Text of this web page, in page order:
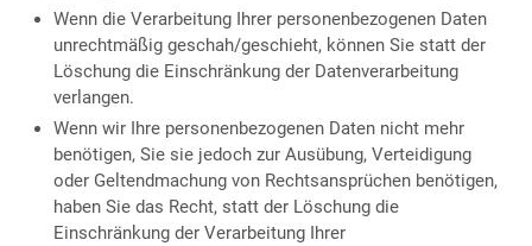
Wenn die Verarbeitung Ihrer personenbezogenen Daten
unrechtmäßig geschah/geschieht, können Sie statt der
Löschung die Einschränkung der Datenverarbeitung
verlangen.
Wenn wir Ihre personenbezogenen Daten nicht mehr
benötigen, Sie sie jedoch zur Ausübung, Verteidigung
oder Geltendmachung von Rechtsansprüchen benötigen,
haben Sie das Recht, statt der Löschung die
Einschränkung der Verarbeitung Ihrer